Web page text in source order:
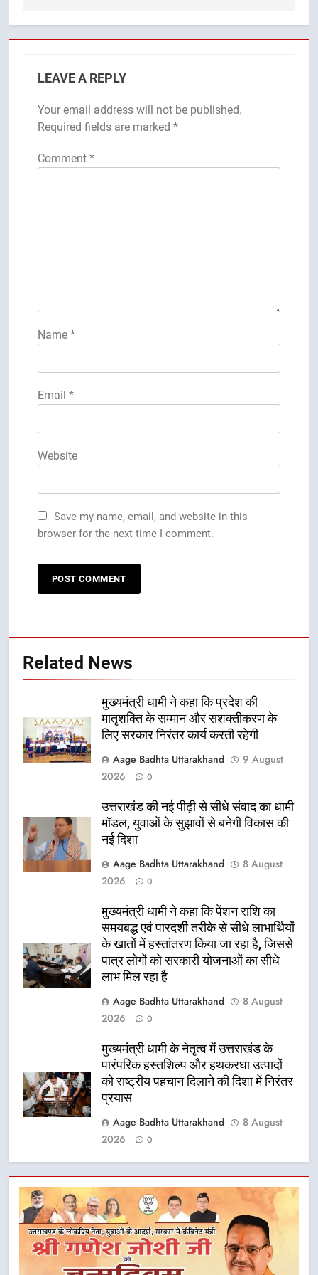
LEAVE A REPLY
Your email address will not be published.
Required fields are marked *
Comment *
Name *
Email *
Website
Save my name, email, and website in this
browser for the next time I comment.
Related News
मुख्यमंत्री धामी ने कहा कि प्रदेश की
मातृशक्ति के सम्मान और सशक्तीकरण के
लिए सरकार निरंतर कार्य करती रहेगी
Aage Badhta Uttarakhand
9 August
2026
0
उत्तराखंड की नई पीढ़ी से सीधे संवाद का धामी
मॉडल, युवाओं के सुझावों से बनेगी विकास की
नई दिशा
Aage Badhta Uttarakhand
8 August
2026
0
मुख्यमंत्री धामी ने कहा कि पेंशन राशि का
समयबद्ध एवं पारदर्शी तरीके से सीधे लाभार्थियों
के खातों में हस्तांतरण किया जा रहा है, जिससे
पात्र लोगों को सरकारी योजनाओं का सीधे
लाभ मिल रहा है
Aage Badhta Uttarakhand
8 August
2026
0
मुख्यमंत्री धामी के नेतृत्व में उत्तराखंड के
पारंपरिक हस्तशिल्प और हथकरघा उत्पादों
को राष्ट्रीय पहचान दिलाने की दिशा में निरंतर
प्रयास
Aage Badhta Uttarakhand
8 August
2026
0